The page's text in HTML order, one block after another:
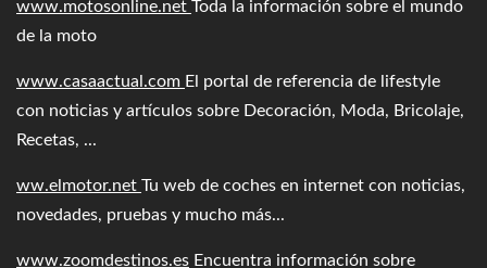
www.motosonline.net Toda la información sobre el mundo
de la moto
www.casaactual.com El portal de referencia de lifestyle
con noticias y artículos sobre Decoración, Moda, Bricolaje,
Recetas, ...
ww.elmotor.net Tu web de coches en internet con noticias,
novedades, pruebas y mucho más...
www.zoomdestinos.es Encuentra información sobre